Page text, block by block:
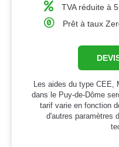
TVA réduite à
Prêt à taux
Les aides du type CEE,
dans le Puy-de-Dôme
tarif varie en fonction
d'autres paramètres